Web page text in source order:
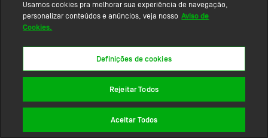
Usamos cookies pra melhorar sua experiência de navegação,
personalizar conteúdos e anúncios, veja nosso Aviso de
Cookies.
Definições de cookies
Rejeitar Todos
Aceitar Todos